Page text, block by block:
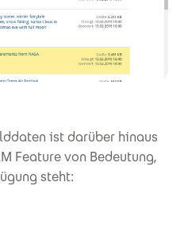
ist darüber hinaus
Feature von Bedeutung,
steht: